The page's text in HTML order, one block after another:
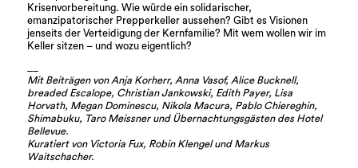
Krisenvorbereitung. Wie würde ein solidarischer,
emanzipatorischer Prepperkeller aussehen? Gibt es Visionen
jenseits der Verteidigung der Kernfamilie? Mit wem wollen wir im
Keller sitzen – und wozu eigentlich?
Mit Beiträgen von Anja Korherr, Anna Vasof, Alice Bucknell,
breaded Escalope, Christian Jankowski, Edith Payer, Lisa
Horvath, Megan Dominescu, Nikola Macura, Pablo Chiereghin,
Shimabuku, Taro Meissner und Übernachtungsgästen des Hotel
Bellevue.
Kuratiert von Victoria Fux, Robin Klengel und Markus
Waitschacher.